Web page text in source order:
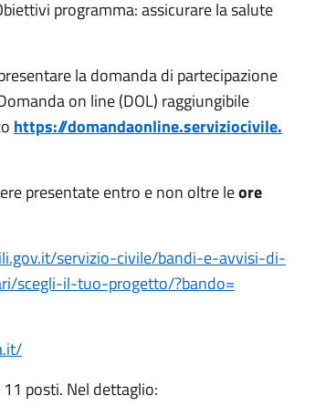
programma: assicurare la salute
la domanda di partecipazione
on line (DOL) raggiungibile
https://domandaonline.serviziocivile.
presentate entro e non oltre leore
servizio-civile/bandi-e-avvisi-di-
scegli-il-tuo-progetto/?bando=
posti. Nel dettaglio: